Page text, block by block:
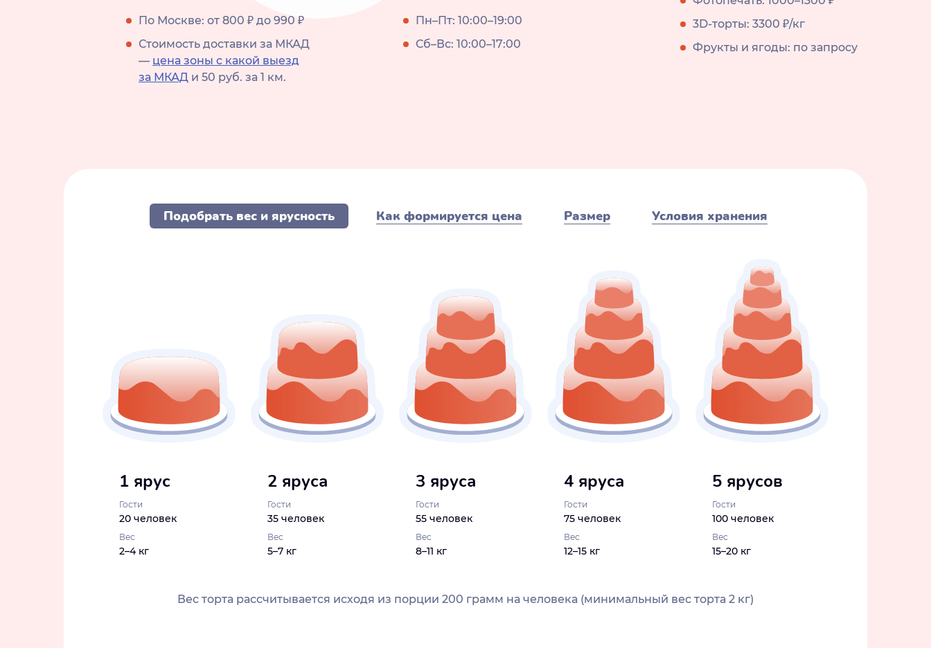
По Москве: от 800 ₽ до 990 ₽
Стоимость доставки за МКАД
— цена зоны с какой выезд
за МКАД и 50 руб. за 1 км.
Пн–Пт: 10:00–19:00
Сб–Вс: 10:00–17:00
3D-торты: 3300 ₽/кг
Фрукты и ягоды: по запросу
Подобрать вес и ярусность Как формируется цена Размер Условия хранения
1 ярус
Гости
20 человек
Вес
2–4 кг
2 яруса
Гости
35 человек
Вес
5–7 кг
3 яруса
Гости
55 человек
Вес
8–11 кг
4 яруса
Гости
75 человек
Вес
12–15 кг
5 ярусов
Гости
100 человек
Вес
15–20 кг
Вес торта рассчитывается исходя из порции 200 грамм на человека (минимальный вес торта 2 кг)